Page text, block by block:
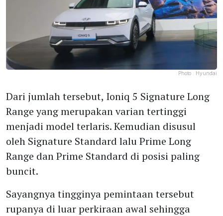
Photo : Hyundai
Dari jumlah tersebut, Ioniq 5 Signature Long
Range yang merupakan varian tertinggi
menjadi model terlaris. Kemudian disusul
oleh Signature Standard lalu Prime Long
Range dan Prime Standard di posisi paling
buncit.
Sayangnya tingginya pemintaan tersebut
rupanya di luar perkiraan awal sehingga